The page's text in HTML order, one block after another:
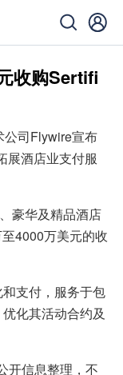
收购Sertifi
公司Flywire宣布
展酒店业支付服
豪华及精品酒店
4000万美元的收
支付，服务于包
化其活动合约及
开信息整理，不